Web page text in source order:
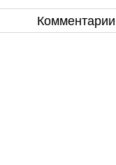
Комментарии